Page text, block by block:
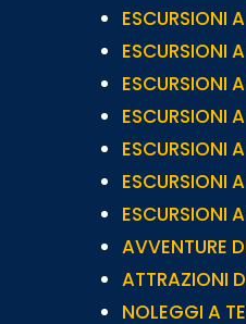
ESCURSIONI
ESCURSIONI
ESCURSIONI
ESCURSIONI
ESCURSIONI
ESCURSIONI
ESCURSIONI
AVVENTURE
ATTRAZIONI
NOLEGGI A